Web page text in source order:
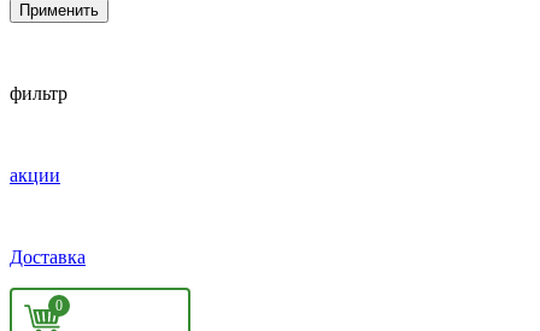
Применить
фильтр
акции
Доставка
0